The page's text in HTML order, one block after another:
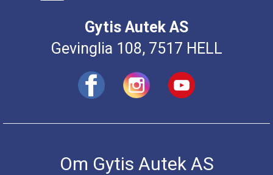
Gytis Autek AS
Gevinglia 108, 7517 HELL
Om Gytis Autek AS